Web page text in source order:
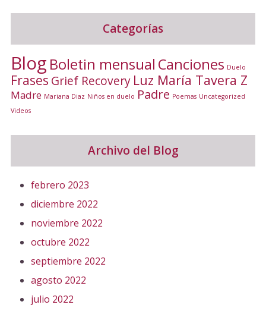
Categorías
Blog Boletin mensual Canciones Duelo
Frases Grief Recovery Luz María Tavera Z
Madre Mariana Diaz Niños en duelo Padre Poemas Uncategorized
Videos
Archivo del Blog
febrero 2023
diciembre 2022
noviembre 2022
octubre 2022
septiembre 2022
agosto 2022
julio 2022